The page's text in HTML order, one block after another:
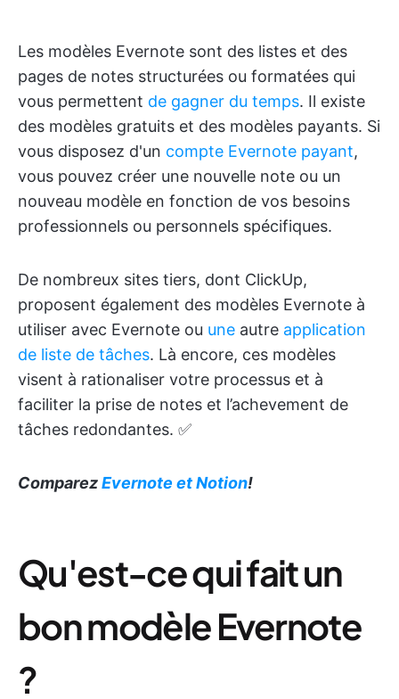
Les modèles Evernote sont des listes et des
pages de notes structurées ou formatées qui
vous permettent de gagner du temps. Il existe
des modèles gratuits et des modèles payants. Si
vous disposez d'un compte Evernote payant,
vous pouvez créer une nouvelle note ou un
nouveau modèle en fonction de vos besoins
professionnels ou personnels spécifiques.
De nombreux sites tiers, dont ClickUp,
proposent également des modèles Evernote à
utiliser avec Evernote ou une autre application
de liste de tâches. Là encore, ces modèles
visent à rationaliser votre processus et à
faciliter la prise de notes et l’achevement de
tâches redondantes. ✅
ComparezEvernote et Notion!
Qu'est-ce qui fait un
bon modèle Evernote
?